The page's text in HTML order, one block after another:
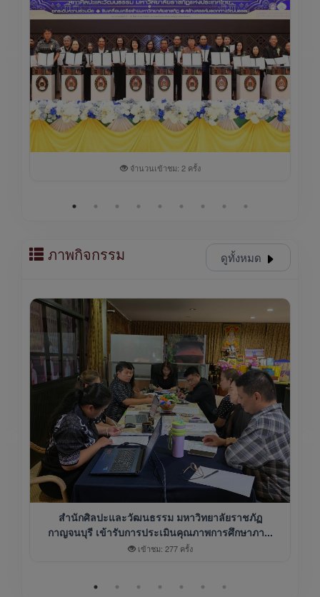
จำนวนเข้าชม: 2 ครั้ง
ภาพกิจกรรม ดูทั้งหมด
สำนักศิลปะและวัฒนธรรม มหาวิทยาลัยราชภัฏ
กาญจนบุรี เข้ารับการประเมินคุณภาพการศึกษาภา...
เข้าชม: 277 ครั้ง